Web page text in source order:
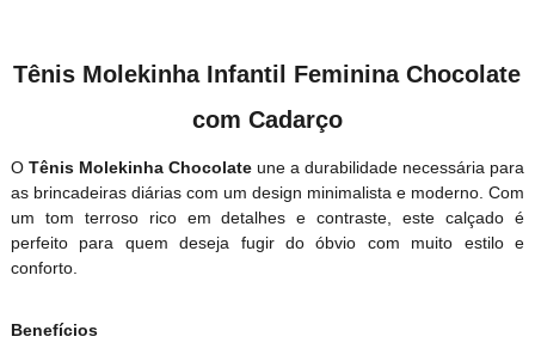
Tênis Molekinha Infantil Feminina Chocolate
com Cadarço
O Tênis Molekinha Chocolate une a durabilidade necessária para
as brincadeiras diárias com um design minimalista e moderno. Com
um tom terroso rico em detalhes e contraste, este calçado é
perfeito para quem deseja fugir do óbvio com muito estilo e
conforto.
Benefícios